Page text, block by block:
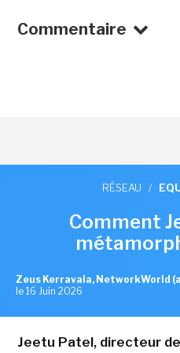
Commentaire
RÉSEAU /
Comment
Zeus Kerravala, NetworkWorld
le 16 Juin 2026
Jeetu Patel, directeur